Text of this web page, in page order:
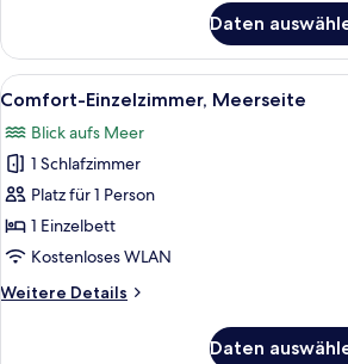
Suite,
eingeschränkter
Meerblick
Daten
Alle
Fotos
für
Comfort-
Einzelzimmer,
Meerseite
anzeigen
Ein
6
Comfort-Einzelzimmer, Meerseite
Blick aufs Meer
1 Schlafzimmer
Platz für 1 Person
1 Einzelbett
Kostenloses WLAN
Weitere Details
Weitere
Daten